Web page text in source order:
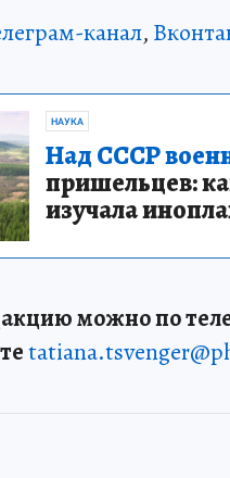
канал,
НАУКА
Над СССР
пришельцев:
изучала
можно по